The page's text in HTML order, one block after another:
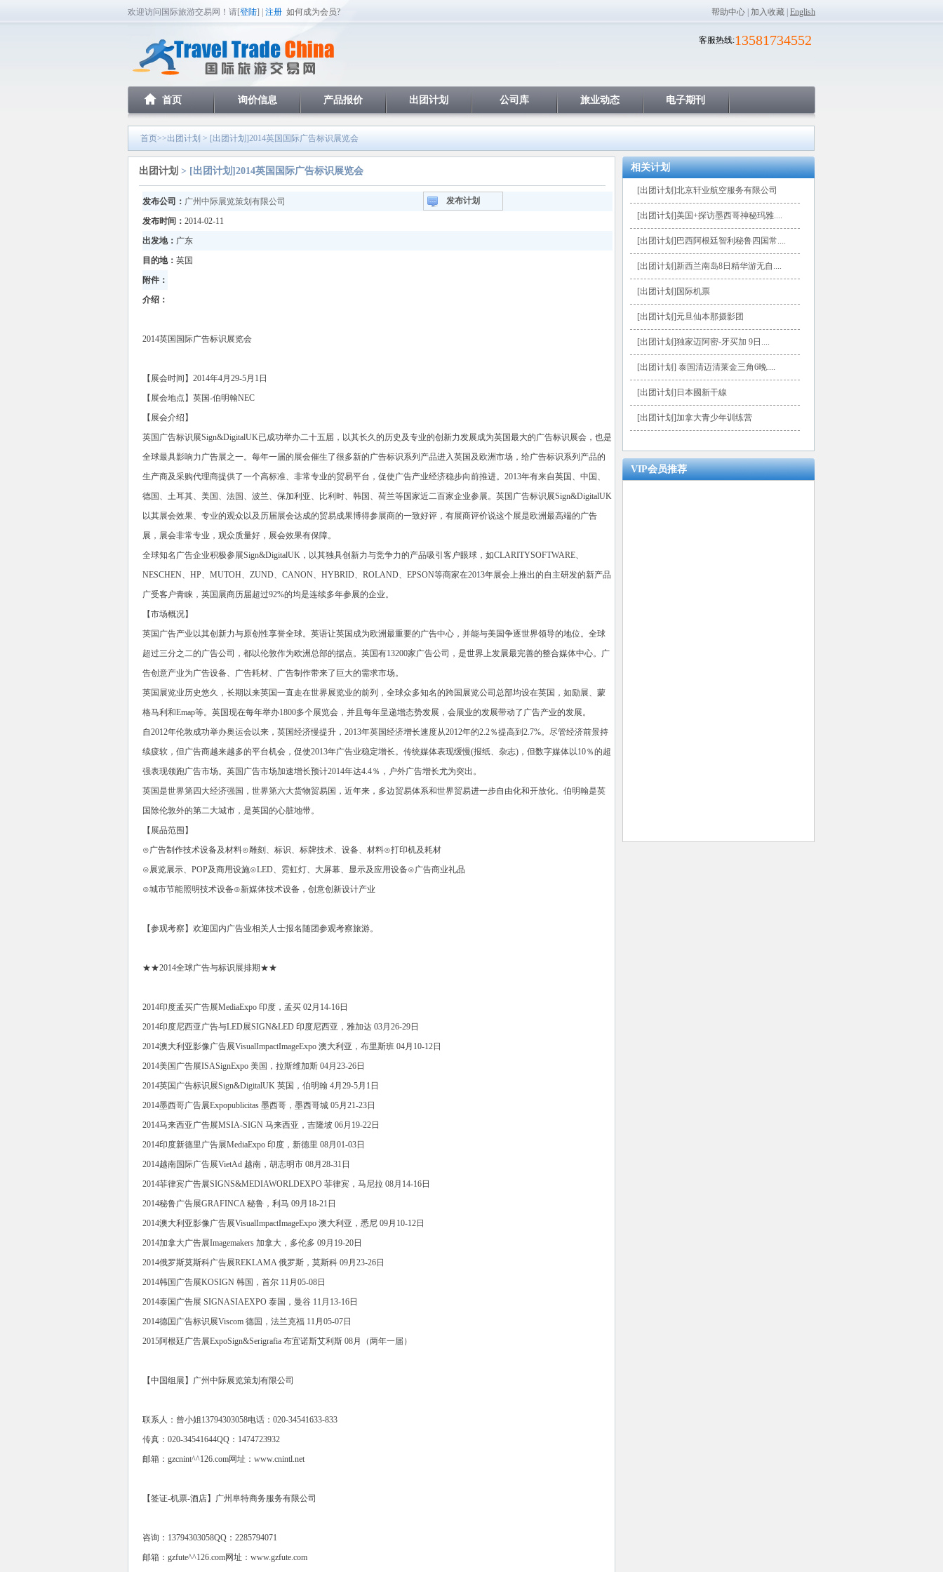
欢迎访问国际旅游交易网！请[登陆] | 注册 如何成为会员? 帮助中心 加入收藏 English
13581734552
客服热线:
首页 询价信息 产品报价 出团计划 公司库 旅业动态 电子期刊
首页>>出团计划 > [出团计划]2014英国国际广告标识展览会
出团计划 > [出团计划]2014英国国际广告标识展览会
发布公司： 广州中际展览策划有限公司 发布计划
发布时间： 2014-02-11
出发地： 广东
目的地： 英国
附件：
介绍：
2014英国国际广告标识展览会
【展会时间】2014年4月29-5月1日
【展会地点】英国-伯明翰NEC
【展会介绍】
英国广告标识展Sign&DigitalUK已成功举办二十五届，以其长久的历史及专业的创新力发展成为英国最大的广告标识展会，也是
全球最具影响力广告展之一。每年一届的展会催生了很多新的广告标识系列产品进入英国及欧洲市场，给广告标识系列产品的
生产商及采购代理商提供了一个高标准、非常专业的贸易平台，促使广告产业经济稳步向前推进。2013年有来自英国、中国、
德国、土耳其、美国、法国、波兰、保加利亚、比利时、韩国、荷兰等国家近二百家企业参展。英国广告标识展Sign&DigitalUK
以其展会效果、专业的观众以及历届展会达成的贸易成果博得参展商的一致好评，有展商评价说这个展是欧洲最高端的广告
展，展会非常专业，观众质量好，展会效果有保障。
全球知名广告企业积极参展Sign&DigitalUK，以其独具创新力与竞争力的产品吸引客户眼球，如CLARITYSOFTWARE、
NESCHEN、HP、MUTOH、ZUND、CANON、HYBRID、ROLAND、EPSON等商家在2013年展会上推出的自主研发的新产品
广受客户青睐，英国展商历届超过92%的均是连续多年参展的企业。
【市场概况】
英国广告产业以其创新力与原创性享誉全球。英语让英国成为欧洲最重要的广告中心，并能与美国争逐世界领导的地位。全球
超过三分之二的广告公司，都以伦敦作为欧洲总部的据点。英国有13200家广告公司，是世界上发展最完善的整合媒体中心。广
告创意产业为广告设备、广告耗材、广告制作带来了巨大的需求市场。
英国展览业历史悠久，长期以来英国一直走在世界展览业的前列，全球众多知名的跨国展览公司总部均设在英国，如励展、蒙
格马利和Emap等。英国现在每年举办1800多个展览会，并且每年呈递增态势发展，会展业的发展带动了广告产业的发展。
自2012年伦敦成功举办奥运会以来，英国经济慢提升，2013年英国经济增长速度从2012年的2.2％提高到2.7%。尽管经济前景持
续疲软，但广告商越来越多的平台机会，促使2013年广告业稳定增长。传统媒体表现缓慢(报纸、杂志)，但数字媒体以10％的超
强表现领跑广告市场。英国广告市场加速增长预计2014年达4.4％，户外广告增长尤为突出。
英国是世界第四大经济强国，世界第六大货物贸易国，近年来，多边贸易体系和世界贸易进一步自由化和开放化。伯明翰是英
国除伦敦外的第二大城市，是英国的心脏地带。
【展品范围】
⊙广告制作技术设备及材料⊙雕刻、标识、标牌技术、设备、材料⊙打印机及耗材
⊙展览展示、POP及商用设施⊙LED、霓虹灯、大屏幕、显示及应用设备⊙广告商业礼品
⊙城市节能照明技术设备⊙新媒体技术设备，创意创新设计产业
【参观考察】欢迎国内广告业相关人士报名随团参观考察旅游。
★★2014全球广告与标识展排期★★
2014印度孟买广告展MediaExpo 印度，孟买 02月14-16日
2014印度尼西亚广告与LED展SIGN&LED 印度尼西亚，雅加达 03月26-29日
2014澳大利亚影像广告展VisualImpactImageExpo 澳大利亚，布里斯班 04月10-12日
2014美国广告展ISASignExpo 美国，拉斯维加斯 04月23-26日
2014英国广告标识展Sign&DigitalUK 英国，伯明翰 4月29-5月1日
2014墨西哥广告展Expopublicitas 墨西哥，墨西哥城 05月21-23日
2014马来西亚广告展MSIA-SIGN 马来西亚，吉隆坡 06月19-22日
2014印度新德里广告展MediaExpo 印度，新德里 08月01-03日
2014越南国际广告展VietAd 越南，胡志明市 08月28-31日
2014菲律宾广告展SIGNS&MEDIAWORLDEXPO 菲律宾，马尼拉 08月14-16日
2014秘鲁广告展GRAFINCA 秘鲁，利马 09月18-21日
2014澳大利亚影像广告展VisualImpactImageExpo 澳大利亚，悉尼 09月10-12日
2014加拿大广告展Imagemakers 加拿大，多伦多 09月19-20日
2014俄罗斯莫斯科广告展REKLAMA 俄罗斯，莫斯科 09月23-26日
2014韩国广告展KOSIGN 韩国，首尔 11月05-08日
2014泰国广告展 SIGNASIAEXPO 泰国，曼谷 11月13-16日
2014德国广告标识展Viscom 德国，法兰克福 11月05-07日
2015阿根廷广告展ExpoSign&Serigrafia 布宜诺斯艾利斯 08月（两年一届）
【中国组展】广州中际展览策划有限公司
联系人：曾小姐13794303058电话：020-34541633-833
传真：020-34541644QQ：1474723932
邮箱：gzcnint^^126.com网址：www.cnintl.net
【签证-机票-酒店】广州阜特商务服务有限公司
咨询：13794303058QQ：2285794071
邮箱：gzfute^^126.com网址：www.gzfute.com
相关计划
[出团计划]北京轩业航空服务有限公司
[出团计划]美国+探访墨西哥神秘玛雅....
[出团计划]巴西阿根廷智利秘鲁四国常....
[出团计划]新西兰南岛8日精华游无自....
[出团计划]国际机票
[出团计划]元旦仙本那摄影团
[出团计划]独家迈阿密-牙买加 9日....
[出团计划] 泰国清迈清莱金三角6晚....
[出团计划]日本國新干線
[出团计划]加拿大青少年训练营
VIP会员推荐